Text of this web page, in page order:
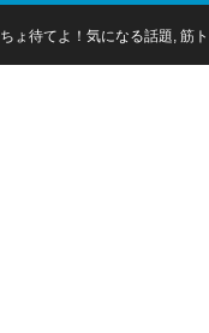
ちょ待てよ！気になる話題, 筋